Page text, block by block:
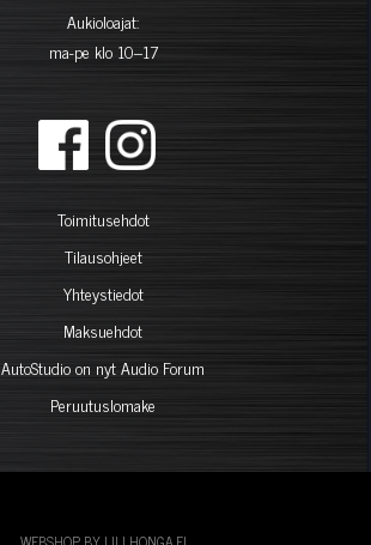
Aukioloajat:
ma-pe klo 10–17
Toimitusehdot
Tilausohjeet
Yhteystiedot
Maksuehdot
AutoStudio on nyt Audio Forum
Peruutuslomake